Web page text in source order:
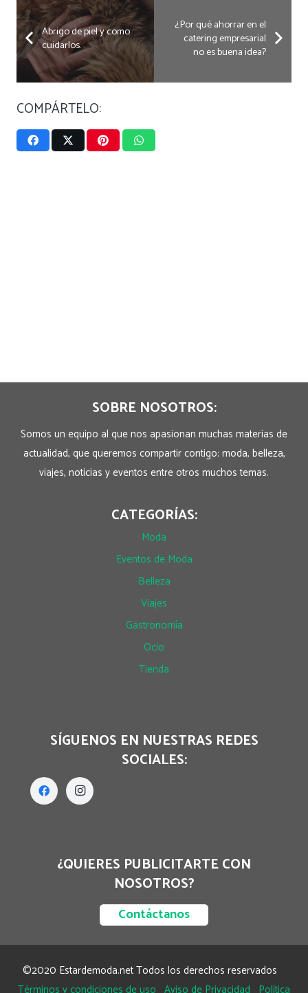
Abrigo de piel y como
cuidarlos.
¿Por qué ahorrar en el
catering empresarial
no es buena idea?
COMPÁRTELO:
SOBRE NOSOTROS:
Somos un equipo al que nos apasionan muchas materias de
actualidad, que queremos compartir contigo: moda, belleza,
viajes, noticias y eventos entre otros muchos temas.
CATEGORÍAS:
Moda
Eventos de Moda
Belleza
Viajes
Gastronomía
Ocio
Tienda
SÍGUENOS EN NUESTRAS REDES
SOCIALES:
¿QUIERES PUBLICITARTE CON
NOSOTROS?
Contáctanos
©2020 Estardemoda.net Todos los derechos reservados